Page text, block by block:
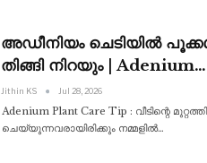
അഡീനിയം ചെടിയിൽ
തിങ്ങി നിറയും | Adenium…
Jithin KS Jul 28, 2026
Adenium Plant Care Tip : വീടിന്റെ
ചെയ്യുന്നവരായിരിക്കും നമ്മളിൽ…